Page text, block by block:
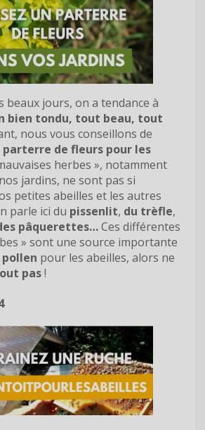
beaux jours, on a tendance à
bien tondu, tout beau, tout
nous vous conseillons de
de fleurs pour les
herbes », notamment
jardins, ne sont pas si
petites abeilles et les autres
parle ici du pissenlit, du trèfle,
pâquerettes…Ces différentes
» sont une source importante
pour les abeilles, alors ne
pas!